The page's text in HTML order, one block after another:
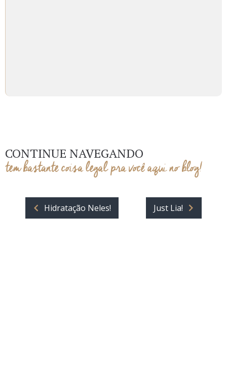
CONTINUE NAVEGANDO
tem bastante coisa legal pra você aqui no blog!
Hidratação Neles! Just Lia!